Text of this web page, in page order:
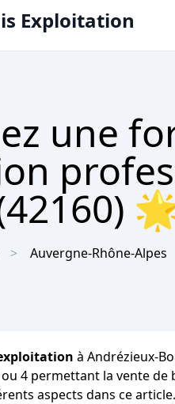
Exploitation
une
Auvergne-Rhône-Alpes
à Andrézieux-
4 permettant la vente
aspects dans ce article.